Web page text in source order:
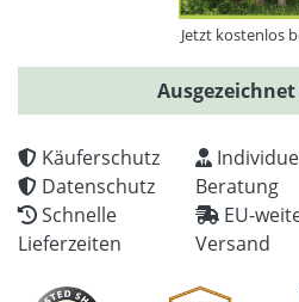
Jetzt kostenlos
Käuferschutz
Datenschutz
Schnelle
Lieferzeiten
Beratung
EU-
Versand